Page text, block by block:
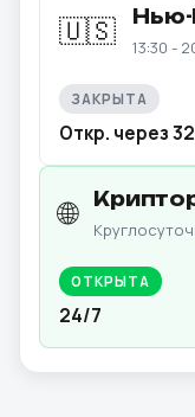
🇺🇸 Нью-
13:30 -
ЗАКРЫТА
Откр. через
🌐
ОТКРЫТА
24/7